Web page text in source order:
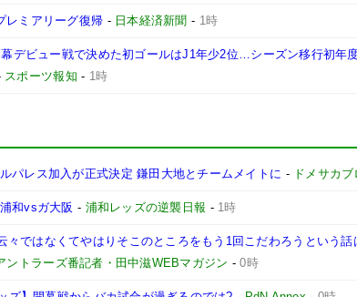
レミアリーグ復帰 - 日本経済新聞 - 1時
デビュー戦で決めた初ゴールはJ1年少2位…シーズン移行初年
スポーツ報知 - 1時
パレス加入が正式決定 鎌田大地とチームメイトに - ドメサカ
和vsガ大阪 - 浦和レッズの逆襲日報 - 1時
々ではなくてやはりそこのところをもう1回こだわろうという
ントラーズ番記者・田中滋WEBマガジン -0時